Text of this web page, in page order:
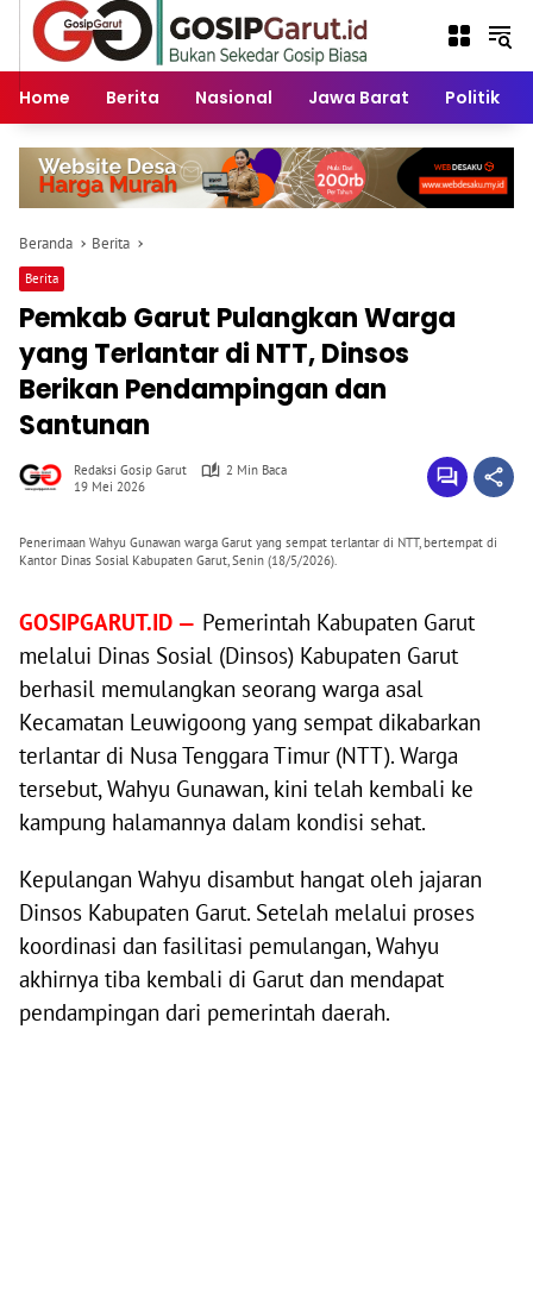
Langsung
konten
Home Berita Nasional Jawa Barat Politik
Beranda Berita
Berita
Pemkab Garut Pulangkan Warga
yang Terlantar di NTT, Dinsos
Berikan Pendampingan dan
Santunan
Redaksi Gosip Garut
2 Min Baca
19 Mei 2026
Penerimaan Wahyu Gunawan warga Garut yang sempat terlantar di NTT, bertempat di
Kantor Dinas Sosial Kabupaten Garut, Senin (18/5/2026).
GOSIPGARUT.ID — Pemerintah Kabupaten Garut
melalui Dinas Sosial (Dinsos) Kabupaten Garut
berhasil memulangkan seorang warga asal
Kecamatan Leuwigoong yang sempat dikabarkan
terlantar di Nusa Tenggara Timur (NTT). Warga
tersebut, Wahyu Gunawan, kini telah kembali ke
kampung halamannya dalam kondisi sehat.
Kepulangan Wahyu disambut hangat oleh jajaran
Dinsos Kabupaten Garut. Setelah melalui proses
koordinasi dan fasilitasi pemulangan, Wahyu
akhirnya tiba kembali di Garut dan mendapat
pendampingan dari pemerintah daerah.